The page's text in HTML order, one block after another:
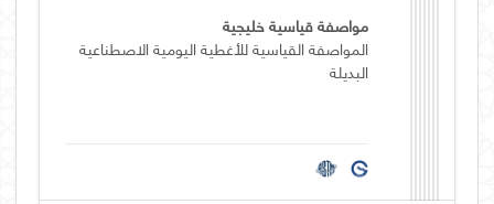
مواصفة قياسية خليجية
المواصفة القياسية للأغطية اليومية الاصطناعية
البديلة